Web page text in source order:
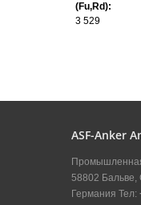
(Fu,Rd):
3 529
ASF-Anker
58802
Германия Тел: